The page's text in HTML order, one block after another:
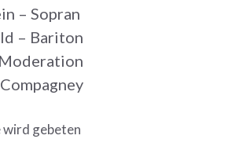
– Sopran
– Bariton
wird gebeten